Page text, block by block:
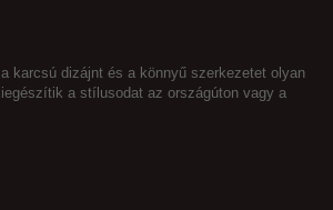
karcsú dizájnt és a könnyű szerkezetet olyan
a stílusodat az országúton vagy a